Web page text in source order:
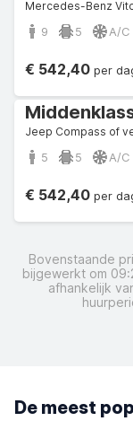
Mercedes-Benz
9 5 A/C
€ 542,40 per
Jeep Compass of
5 5 A/C
€ 542,40 per
Bovenstaande
bijgewerkt om
afhankelijk
De meest